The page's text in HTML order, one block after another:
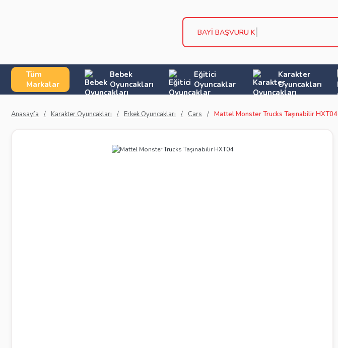
BAYİ BAŞVURU KOŞU
Tüm
Markalar
Bebek
Oyuncakları
Eğitici
Oyuncaklar
Karakter
Oyuncakları
Anasayfa Karakter Oyuncakları Erkek Oyuncakları Cars Mattel Monster Trucks Taşınabilir HXT04